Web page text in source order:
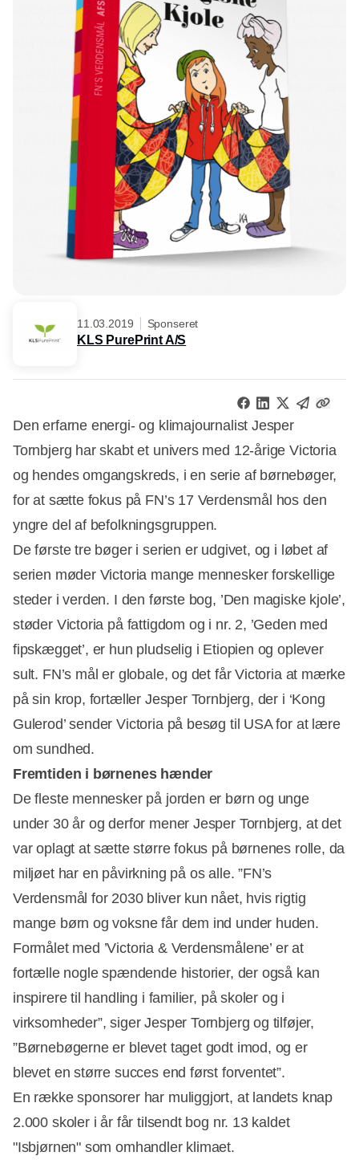
11.03.2019 Sponseret
KLS PurePrint A/S
Den erfarne energi- og klimajournalist Jesper
Tornbjerg har skabt et univers med 12-årige Victoria
og hendes omgangskreds, i en serie af børnebøger,
for at sætte fokus på FN’s 17 Verdensmål hos den
yngre del af befolkningsgruppen.
De første tre bøger i serien er udgivet, og i løbet af
serien møder Victoria mange mennesker forskellige
steder i verden. I den første bog, ’Den magiske kjole’,
støder Victoria på fattigdom og i nr. 2, ’Geden med
fipskægget’, er hun pludselig i Etiopien og oplever
sult. FN’s mål er globale, og det får Victoria at mærke
på sin krop, fortæller Jesper Tornbjerg, der i ‘Kong
Gulerod’ sender Victoria på besøg til USA for at lære
om sundhed.
Fremtiden i børnenes hænder
De fleste mennesker på jorden er børn og unge
under 30 år og derfor mener Jesper Tornbjerg, at det
var oplagt at sætte større fokus på børnenes rolle, da
miljøet har en påvirkning på os alle. ”FN’s
Verdensmål for 2030 bliver kun nået, hvis rigtig
mange børn og voksne får dem ind under huden.
Formålet med ’Victoria & Verdensmålene’ er at
fortælle nogle spændende historier, der også kan
inspirere til handling i familier, på skoler og i
virksomheder”, siger Jesper Tornbjerg og tilføjer,
”Børnebøgerne er blevet taget godt imod, og er
blevet en større succes end først forventet”.
En række sponsorer har muliggjort, at landets knap
2.000 skoler i år får tilsendt bog nr. 13 kaldet
"Isbjørnen" som omhandler klimaet.